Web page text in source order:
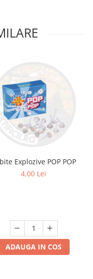
Explozive POP POP
4,00 Lei
ADAUGA IN COS